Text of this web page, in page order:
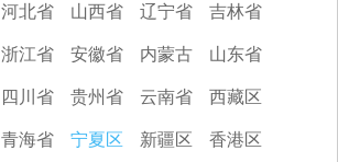
河北省 山西省 辽宁省 吉林省
浙江省 安徽省 内蒙古 山东省
四川省 贵州省 云南省 西藏区
青海省 宁夏区 新疆区 香港区